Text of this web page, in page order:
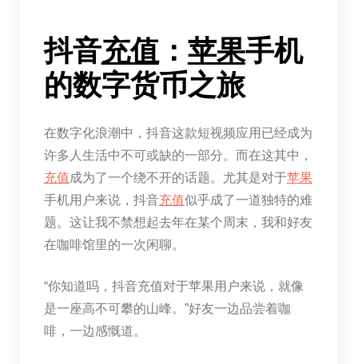
抖音充值： 苹果手机
的数字货币之旅
在数字化浪潮中，抖音这款短视频应用已经成为
许多人生活中不可或缺的一部分。而在这其中，
充值成为了一个绕不开的话题。尤其是对于苹果
手机用户来说，抖音充值似乎成了一道独特的难
题。这让我不禁想起去年在某个周末，我和好友
在咖啡馆里的一次闲聊。
“你知道吗，抖音充值对于苹果用户来说，就像
是一座高不可攀的山峰。”好友一边品尝着咖
啡，一边感慨道。